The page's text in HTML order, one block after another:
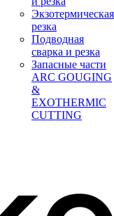
Экзотермическая
резка
Подводная
сварка и резка
Запасные части
ARC GOUGING
&
EXOTHERMIC
CUTTING